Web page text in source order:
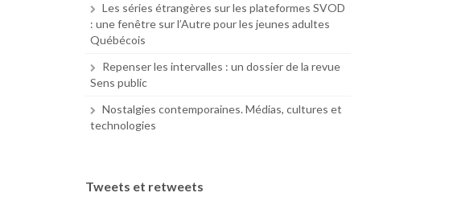
Les séries étrangères sur les plateformes SVOD
: une fenêtre sur l’Autre pour les jeunes adultes
Québécois
Repenser les intervalles : un dossier de la revue
Sens public
Nostalgies contemporaines. Médias, cultures et
technologies
Tweets et retweets